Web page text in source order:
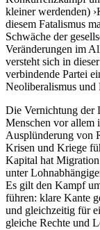
kleiner werdenden)
diesem Fatalismus
Schwäche der
Veränderungen im
versteht sich in
verbindende Partei
Neoliberalismus und
Die Vernichtung der
Menschen vor allem
Ausplünderung von
Krisen und Kriege
Kapital hat
unter
Es gilt den Kampf
führen: klare Kante
und gleichzeitig für
gleiche Rechte und